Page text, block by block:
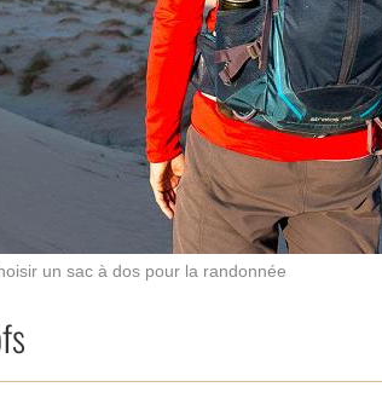
un sac à dos pour la randonnée